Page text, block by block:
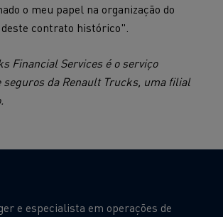
o meu papel na organização do
contrato histórico".
Financial Services é o serviço
seguros da Renault Trucks, uma filial
e especialista em operações de